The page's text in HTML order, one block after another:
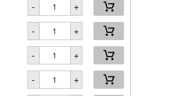
- +
- +
- +
- +